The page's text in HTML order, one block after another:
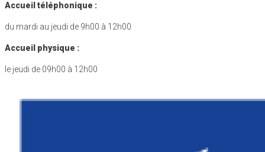
Accueil téléphonique :
du mardi au jeudi de 9h00 à 12h00
Accueil physique :
le jeudi de 09h00 à 12h00